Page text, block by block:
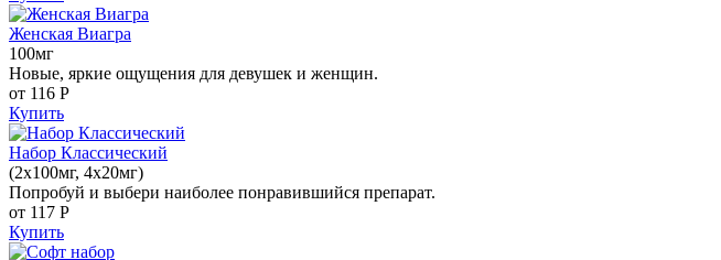
Женская Виагра
100мг
Новые, яркие ощущения для девушек и женщин.
от 116 Р
Купить
Набор Классический
(2x100мг, 4x20мг)
Попробуй и выбери наиболее понравившийся препарат.
от 117 Р
Купить